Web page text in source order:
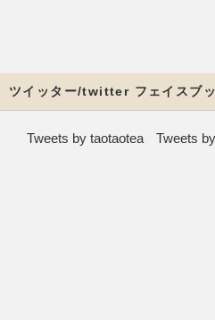
ツイッター/twitter フェイスブ
Tweets by taotaotea Tweets